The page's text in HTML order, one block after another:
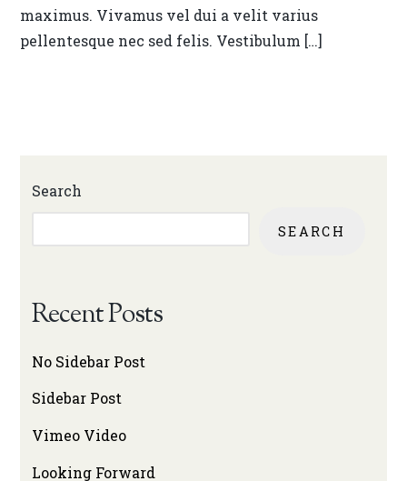
maximus. Vivamus vel dui a velit varius
pellentesque nec sed felis. Vestibulum […]
Search
SEARCH
Recent Posts
No Sidebar Post
Sidebar Post
Vimeo Video
Looking Forward